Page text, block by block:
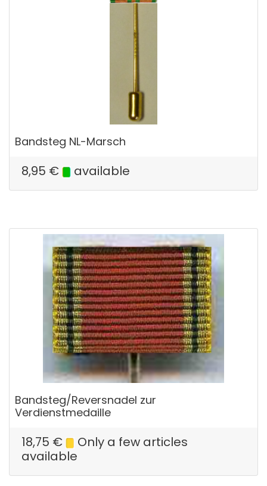
Bandsteg NL-Marsch
8,95 € available
Bandsteg/Reversnadel zur
Verdienstmedaille
18,75 €
Only a few articles
available